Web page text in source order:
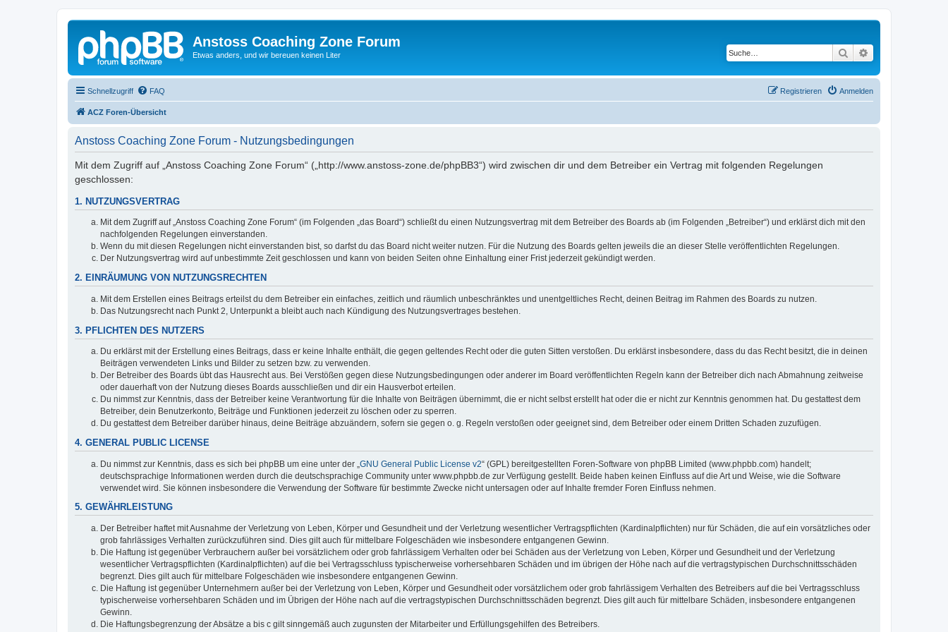
Anstoss Coaching Zone Forum
Etwas anders, und wir bereuen keinen Liter Suche
Schnellzugriff FAQ Anmelden
Registrieren
ACZ Foren-Übersicht
Anstoss Coaching Zone Forum - Nutzungsbedingungen
Mit dem Zugriff auf „Anstoss Coaching Zone Forum“ („http://www.anstoss-zone.de/phpBB3“) wird zwischen dir und dem Betreiber ein Vertrag mit folgenden Regelungen
geschlossen:
1. NUTZUNGSVERTRAG
Mit dem Zugriff auf „Anstoss Coaching Zone Forum“ (im Folgenden „das Board“) schließt du einen Nutzungsvertrag mit dem Betreiber des Boards ab (im Folgenden „Betreiber“) und erklärst dich mit den
nachfolgenden Regelungen einverstanden.
Wenn du mit diesen Regelungen nicht einverstanden bist, so darfst du das Board nicht weiter nutzen. Für die Nutzung des Boards gelten jeweils die an dieser Stelle veröffentlichten Regelungen.
Der Nutzungsvertrag wird auf unbestimmte Zeit geschlossen und kann von beiden Seiten ohne Einhaltung einer Frist jederzeit gekündigt werden.
2. EINRÄUMUNG VON NUTZUNGSRECHTEN
Mit dem Erstellen eines Beitrags erteilst du dem Betreiber ein einfaches, zeitlich und räumlich unbeschränktes und unentgeltliches Recht, deinen Beitrag im Rahmen des Boards zu nutzen.
Das Nutzungsrecht nach Punkt 2, Unterpunkt a bleibt auch nach Kündigung des Nutzungsvertrages bestehen.
3. PFLICHTEN DES NUTZERS
Du erklärst mit der Erstellung eines Beitrags, dass er keine Inhalte enthält, die gegen geltendes Recht oder die guten Sitten verstoßen. Du erklärst insbesondere, dass du das Recht besitzt, die in deinen
Beiträgen verwendeten Links und Bilder zu setzen bzw. zu verwenden.
Der Betreiber des Boards übt das Hausrecht aus. Bei Verstößen gegen diese Nutzungsbedingungen oder anderer im Board veröffentlichten Regeln kann der Betreiber dich nach Abmahnung zeitweise
oder dauerhaft von der Nutzung dieses Boards ausschließen und dir ein Hausverbot erteilen.
Du nimmst zur Kenntnis, dass der Betreiber keine Verantwortung für die Inhalte von Beiträgen übernimmt, die er nicht selbst erstellt hat oder die er nicht zur Kenntnis genommen hat. Du gestattest dem
Betreiber, dein Benutzerkonto, Beiträge und Funktionen jederzeit zu löschen oder zu sperren.
Du gestattest dem Betreiber darüber hinaus, deine Beiträge abzuändern, sofern sie gegen o. g. Regeln verstoßen oder geeignet sind, dem Betreiber oder einem Dritten Schaden zuzufügen.
4. GENERAL PUBLIC LICENSE
Du nimmst zur Kenntnis, dass es sich bei phpBB um eine unter der „ GNU General Public License v2“ (GPL) bereitgestellten Foren-Software von phpBB Limited (www.phpbb.com) handelt;
deutschsprachige Informationen werden durch die deutschsprachige Community unter www.phpbb.de zur Verfügung gestellt. Beide haben keinen Einfluss auf die Art und Weise, wie die Software
verwendet wird. Sie können insbesondere die Verwendung der Software für bestimmte Zwecke nicht untersagen oder auf Inhalte fremder Foren Einfluss nehmen.
5. GEWÄHRLEISTUNG
Der Betreiber haftet mit Ausnahme der Verletzung von Leben, Körper und Gesundheit und der Verletzung wesentlicher Vertragspflichten (Kardinalpflichten) nur für Schäden, die auf ein vorsätzliches oder
grob fahrlässiges Verhalten zurückzuführen sind. Dies gilt auch für mittelbare Folgeschäden wie insbesondere entgangenen Gewinn.
Die Haftung ist gegenüber Verbrauchern außer bei vorsätzlichem oder grob fahrlässigem Verhalten oder bei Schäden aus der Verletzung von Leben, Körper und Gesundheit und der Verletzung
wesentlicher Vertragspflichten (Kardinalpflichten) auf die bei Vertragsschluss typischerweise vorhersehbaren Schäden und im übrigen der Höhe nach auf die vertragstypischen Durchschnittsschäden
begrenzt. Dies gilt auch für mittelbare Folgeschäden wie insbesondere entgangenen Gewinn.
Die Haftung ist gegenüber Unternehmern außer bei der Verletzung von Leben, Körper und Gesundheit oder vorsätzlichem oder grob fahrlässigem Verhalten des Betreibers auf die bei Vertragsschluss
typischerweise vorhersehbaren Schäden und im Übrigen der Höhe nach auf die vertragstypischen Durchschnittsschäden begrenzt. Dies gilt auch für mittelbare Schäden, insbesondere entgangenen
Gewinn.
Die Haftungsbegrenzung der Absätze a bis c gilt sinngemäß auch zugunsten der Mitarbeiter und Erfüllungsgehilfen des Betreibers.